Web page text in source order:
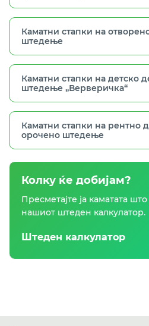
Каматни стапки на
штедење
Каматни стапки на детско
штедење „Верверичка“
Каматни стапки на рентно
орочено штедење
Колку ќе добијам?
Пресметајте ја каматата
нашиот штеден калкулатор.
Штеден калкулатор